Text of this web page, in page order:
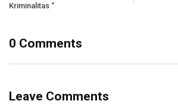
Kriminalitas “
0 Comments
Leave Comments